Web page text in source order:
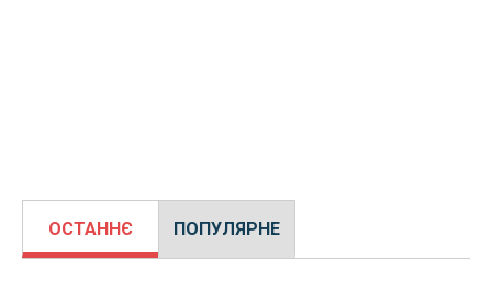
ОСТАННЄ ПОПУЛЯРНЕ